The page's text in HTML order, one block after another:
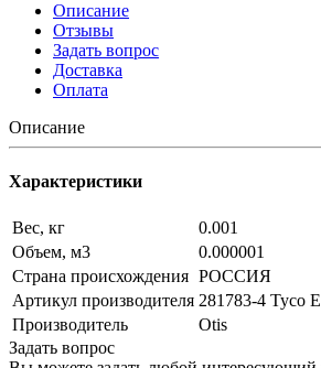
Описание
Отзывы
Задать вопрос
Доставка
Оплата
Описание
Характеристики
Вес, кг
0.001
Объем, м3
0.000001
Страна происхождения РОССИЯ
Артикул производителя 281783-4 Tyco
Производитель
Otis
Задать вопрос